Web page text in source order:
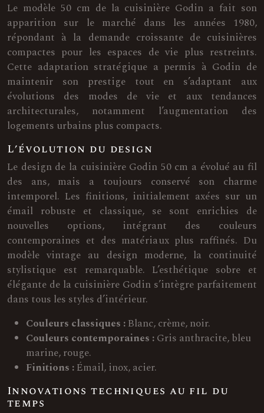
Le modèle 50 cm de la cuisinière Godin a fait son
apparition sur le marché dans les années 1980,
répondant à la demande croissante de cuisinières
compactes pour les espaces de vie plus restreints.
Cette adaptation stratégique a permis à Godin de
maintenir son prestige tout en s’adaptant aux
évolutions des modes de vie et aux tendances
architecturales, notamment l’augmentation des
logements urbains plus compacts.
L’évolution du design
Le design de la cuisinière Godin 50 cm a évolué au fil
des ans, mais a toujours conservé son charme
intemporel. Les finitions, initialement axées sur un
émail robuste et classique, se sont enrichies de
nouvelles options, intégrant des couleurs
contemporaines et des matériaux plus raffinés. Du
modèle vintage au design moderne, la continuité
stylistique est remarquable. L’esthétique sobre et
élégante de la cuisinière Godin s’intègre parfaitement
dans tous les styles d’intérieur.
Couleurs classiques :Blanc, crème, noir.
Couleurs contemporaines :Gris anthracite, bleu
marine, rouge.
Finitions :Émail, inox, acier.
Innovations techniques au fil du
temps